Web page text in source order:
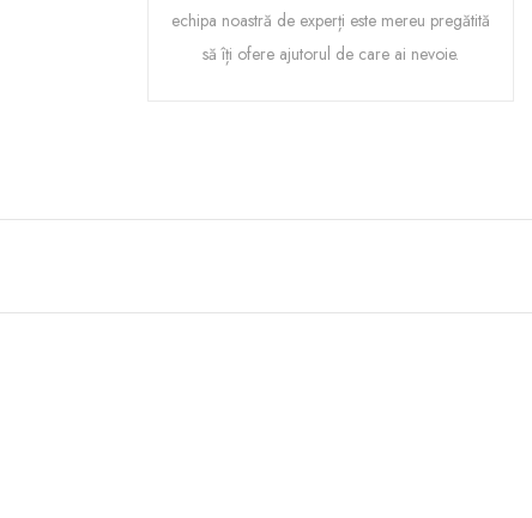
echipa noastră de experți este mereu pregătită
să îți ofere ajutorul de care ai nevoie.